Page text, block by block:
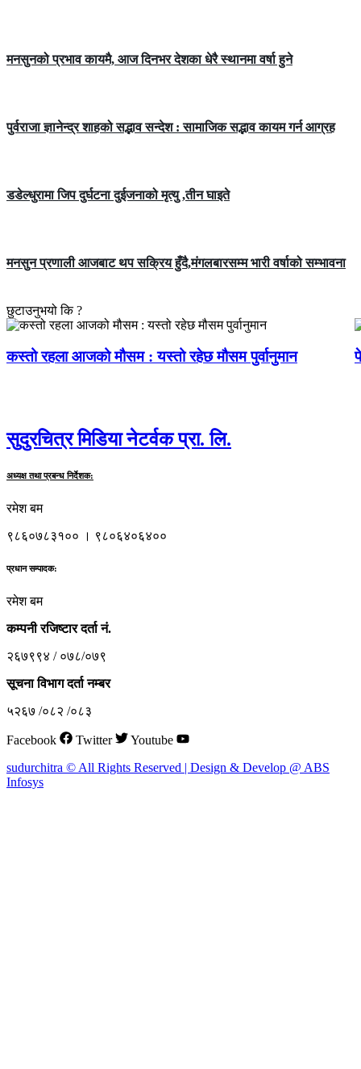
मनसुनको प्रभाव कायमै, आज दिनभर देशका धेरै स्थानमा वर्षा हुने
पुर्वराजा ज्ञानेन्द्र शाहको सद्भाव सन्देश : सामाजिक सद्भाव कायम गर्न आग्रह
डडेल्धुरामा जिप दुर्घटना दुईजनाको मृत्यु ,तीन घाइते
मनसुन प्रणाली आजबाट थप सक्रिय हुँदै,मंगलबारसम्म भारी वर्षाको सम्भावना
छुटाउनुभयो कि ?
कस्तो रहला आजको मौसम : यस्तो रहेछ मौसम पुर्वानुमान
सुदुरचित्र मिडिया नेटर्वक प्रा. लि.
अध्यक्ष तथा प्रबन्ध निर्देशक:
रमेश बम
९८६०७८३१०० । ९८०६४०६४००
प्रधान सम्पादक:
रमेश बम
कम्पनी रजिष्टार दर्ता नं.
२६७९९४ / ०७८/०७९
सूचना विभाग दर्ता नम्बर
५२६७ /०८२ /०८३
Facebook Twitter
Youtube
sudurchitra © All Rights Reserved | Design & Develop @ ABS
Infosys